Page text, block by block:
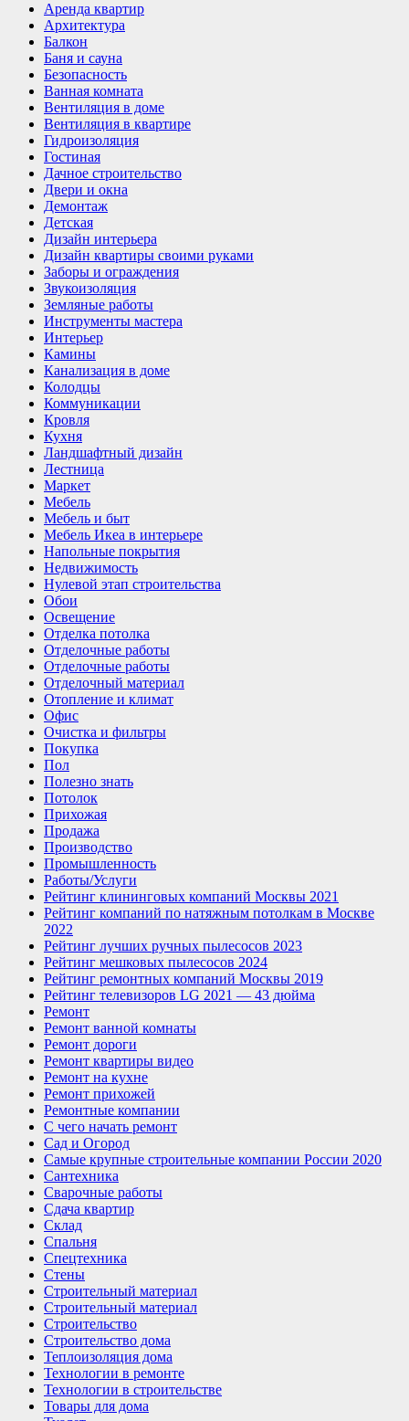
Аренда квартир
Архитектура
Балкон
Баня и сауна
Безопасность
Ванная комната
Вентиляция в доме
Вентиляция в квартире
Гидроизоляция
Гостиная
Дачное строительство
Двери и окна
Демонтаж
Детская
Дизайн интерьера
Дизайн квартиры своими руками
Заборы и ограждения
Звукоизоляция
Земляные работы
Инструменты мастера
Интерьер
Камины
Канализация в доме
Колодцы
Коммуникации
Кровля
Кухня
Ландшафтный дизайн
Лестница
Маркет
Мебель
Мебель и быт
Мебель Икеа в интерьере
Напольные покрытия
Недвижимость
Нулевой этап строительства
Обои
Освещение
Отделка потолка
Отделочные работы
Отделочные работы
Отделочный материал
Отопление и климат
Офис
Очистка и фильтры
Покупка
Пол
Полезно знать
Потолок
Прихожая
Продажа
Производство
Промышленность
Работы/Услуги
Рейтинг клининговых компаний Москвы 2021
Рейтинг компаний по натяжным потолкам в Москве
2022
Рейтинг лучших ручных пылесосов 2023
Рейтинг мешковых пылесосов 2024
Рейтинг ремонтных компаний Москвы 2019
Рейтинг телевизоров LG 2021 — 43 дюйма
Ремонт
Ремонт ванной комнаты
Ремонт дороги
Ремонт квартиры видео
Ремонт на кухне
Ремонт прихожей
Ремонтные компании
С чего начать ремонт
Сад и Огород
Самые крупные строительные компании России 2020
Сантехника
Сварочные работы
Сдача квартир
Склад
Спальня
Спецтехника
Стены
Строительный материал
Строительный материал
Строительство
Строительство дома
Теплоизоляция дома
Технологии в ремонте
Технологии в строительстве
Товары для дома